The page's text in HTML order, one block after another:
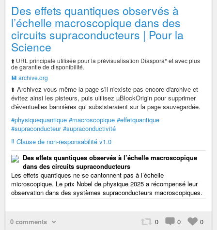
Des effets quantiques observés à
l’échelle macroscopique dans des
circuits supraconducteurs | Pour la
Science
⬆️ URL principale utilisée pour la prévisualisation Diaspora* et avec plus
de garantie de disponibilité.
💾 archive.org
⬆️ Archivez vous même la page s'il n'existe pas encore d'archive et
évitez ainsi les pisteurs, puis ulilisez µBlockOrigin pour supprimer
d'éventuelles bannières qui subsisteraient sur la page sauvegardée.
#physiquequantique #macroscopique #effetquantique
#supraconducteur #supraconductivité
‼️ Clause de non-responsabilité v1.0
Des effets quantiques observés à l’échelle macroscopique
dans des circuits supraconducteurs
Les effets quantiques ne se cantonnent pas à l’échelle
microscopique. Le prix Nobel de physique 2025 a récompensé leur
observation dans des systèmes supraconducteurs macroscopiques.
0 comments 0 0 0